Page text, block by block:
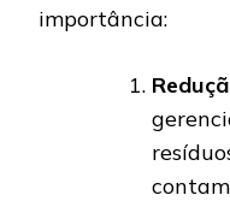
importância: